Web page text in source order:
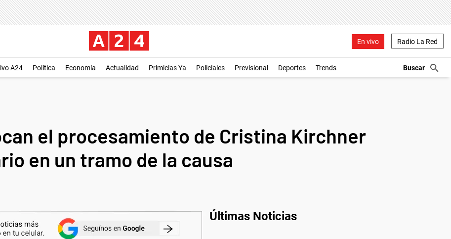
En vivo Radio La Red
A24 Política Economía Actualidad Primicias Ya Policiales Previsional Deportes Trends
el procesamiento de Cristina Kirchner
en un tramo de la causa
Últimas Noticias